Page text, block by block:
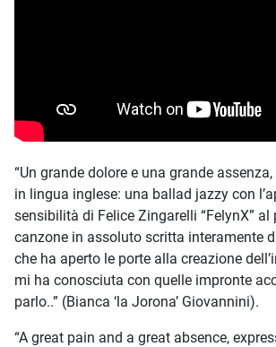
“Un grande dolore e una grande
in lingua inglese: una ballad jazzy con
sensibilità di Felice Zingarelli “FelynX”
canzone in assoluto scritta interamente
che ha aperto le porte alla creazione
mi ha conosciuta con quelle impronte
parlo..” (Bianca ‘la Jorona’ Giovannini).
“A great pain and a great absence,